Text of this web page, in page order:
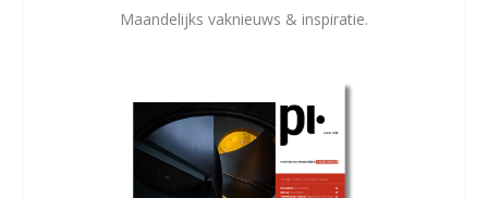
Maandelijks vaknieuws & inspiratie.